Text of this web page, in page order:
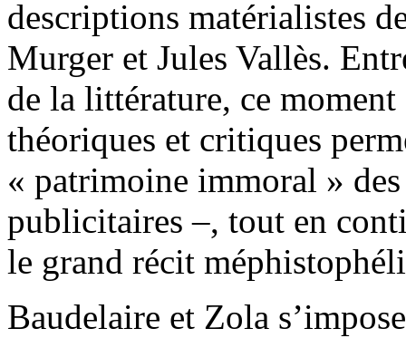
descriptions matérialistes
Murger et Jules Vallès.
de la littérature, ce
théoriques et critiques
« patrimoine immoral »
publicitaires –, tout en
le grand récit
Baudelaire et Zola